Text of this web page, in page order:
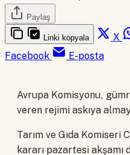
Paylaş
Linki kopyala X
Facebook
E-posta
Avrupa Komisyonu,
veren rejimi askıya
Tarım ve Gıda Komiseri
kararı pazartesi akşamı